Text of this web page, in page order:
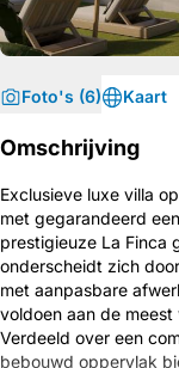
Foto's (6) Kaart
Omschrijving
Exclusieve luxe villa
met gegarandeerd
prestigieuze La Finca
onderscheidt zich
met aanpasbare
voldoen aan de meest
Verdeeld over een
bebouwd oppervlak